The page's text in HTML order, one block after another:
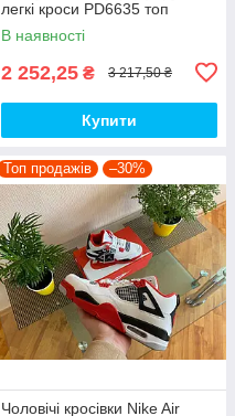
легкі кроси PD6635 топ
В наявності
2 252,25 ₴ 3 217,50 ₴
Купити
Топ продажів –30%
Чоловічі кросівки Nike Air